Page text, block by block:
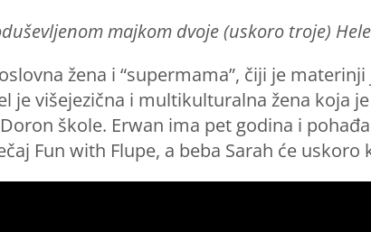
majkom dvoje (uskoro troje)
žena i “supermama”, čiji je
je višejezična i multikulturalna žena koja
škole. Erwan ima pet godina i
Fun with Flupe, a beba Sarah će uskoro